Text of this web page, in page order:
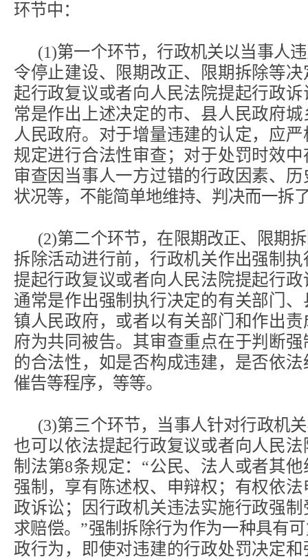
环节中：
(1)第一个环节，行政机关以当事人
令停止建设、限期改正、限期拆除等
起行政复议或者向人民法院提起行政
常是作出上述决定的市、县人民政府
人民政府。对于增量违建的认定，应
规定进行合法性审查；对于处罚时效
审查因当事人一方过错的行政因素、
状况等，不能简单地维持、判决而一拆
(2)第二个环节，在限期改正、限期
拆除活动进行前，行政机关作出强制
提起行政复议或者向人民法院提起行
通常是作出强制执行决定的有关部门
镇人民政府，或者以有关部门和作出
府为共同被告。其审查重点在于判断
的合法性，如是否构成违建，是否依
催告等程序，等等。
(3)第三个环节，当事人针对行政机
也可以依法提起行政复议或者向人民
制法第8条规定：“公民、法人或者其
强制，享有陈述权、申辩权；有权依
政诉讼；因行政机关违法实施行政强
求赔偿。”强制拆除行为作为一种具有
政行为，即使对违建的行政处罚决定